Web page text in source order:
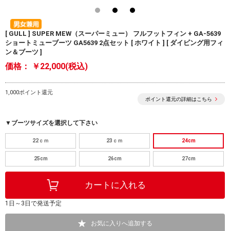
[ GULL ] SUPER MEW（スーパーミュー） フルフットフィン + GA-5639
ショートミューブーツ GA5639 2点セット [ ホワイト ] [ ダイビング用フィ
ン＆ブーツ ]
価格： ￥22,000(税込)
1,000ポイント還元
ポイント還元の詳細はこちら
▼ブーツサイズを選択して下さい
22ｃｍ 23ｃｍ 24cm
25cm 26cm 27cm
1日～3日で発送予定
お気に入りへ追加する